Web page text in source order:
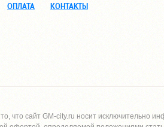
ОПЛАТА КОНТАКТЫ
что сайт GM-city.ru носит исключительно